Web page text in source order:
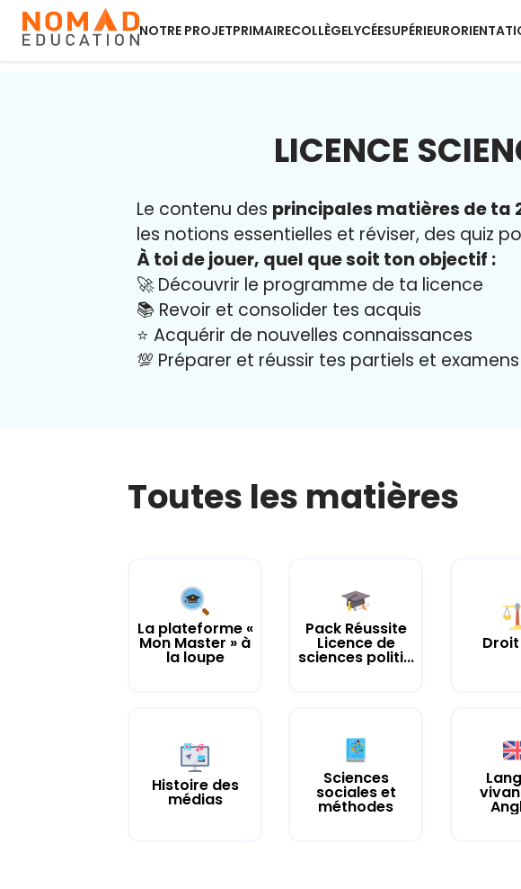
NOTRE PROJETPRIMAIRECOLLÈGELYCÉESUPÉRIEUR
LICENCE
Le contenu des principales matières de ta
les notions essentielles et réviser, des quiz
À toi de jouer, quel que soit ton objectif :
🚀 Découvrir le programme de ta licence
📚 Revoir et consolider tes acquis
⭐️ Acquérir de nouvelles connaissances
💯 Préparer et réussir tes partiels et examens
Toutes les matières
La plateforme «
Mon Master » à
la loupe
Pack Réussite
Licence de
sciences politi...
Histoire des
médias
Sciences
sociales et
méthodes